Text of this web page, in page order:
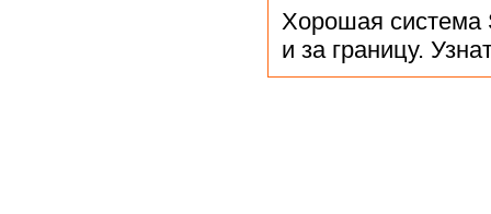
Хорошая система
и за границу.